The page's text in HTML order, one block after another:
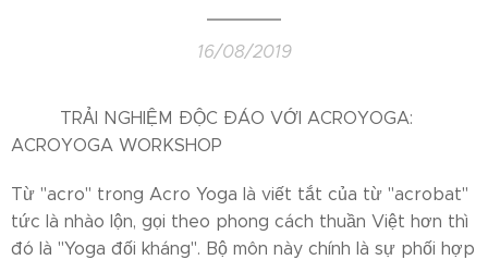
16/08/2019
✨✨ TRẢI NGHIỆM ĐỘC ĐÁO VỚI ACROYOGA:
ACROYOGA WORKSHOP ✨✨
Từ "acro" trong Acro Yoga là viết tắt của từ "acrobat"
tức là nhào lộn, gọi theo phong cách thuần Việt hơn thì
đó là "Yoga đối kháng". Bộ môn này chính là sự phối hợp